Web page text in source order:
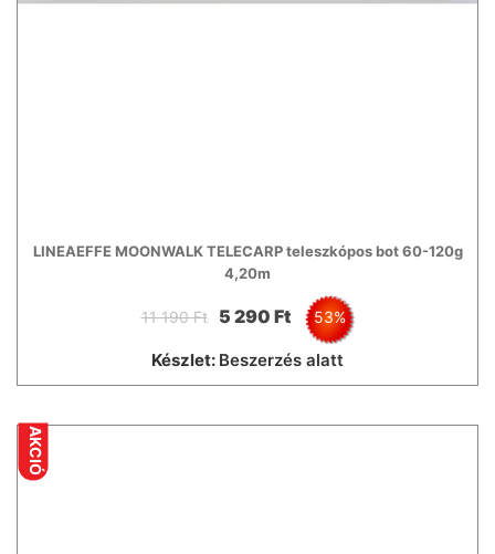
LINEAEFFE MOONWALK TELECARP teleszkópos bot 60-120g
4,20m
11 190 Ft 5 290 Ft 53%
Készlet: Beszerzés alatt
AKCIÓ